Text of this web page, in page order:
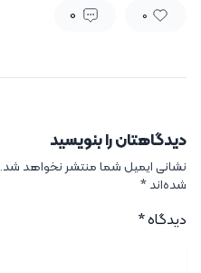
0
0
دیدگاهتان را بنویسید
نشانی ایمیل شما منتشر نخواهد شد.
شده‌اند*
دیدگاه*